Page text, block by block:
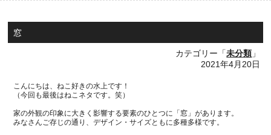
窓
カテゴリー「未分類 」
2021年4月20日
こんにちは、ねこ好きの水上です！
（今回も最後はねこネタです。笑）
家の外観の印象に大きく影響する要素のひとつに「窓」があります。
みなさんご存じの通り、デザイン・サイズともに多種多様です。